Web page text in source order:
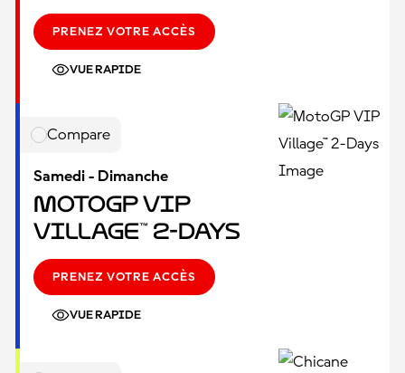
PRENEZ VOTRE ACCÈS
VUE RAPIDE
Compare
Samedi - Dimanche
MotoGP VIP
Village™ 2-Days
PRENEZ VOTRE ACCÈS
VUE RAPIDE